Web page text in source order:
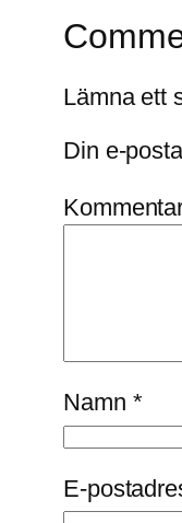
Lämna ett
Din e-
Namn *
E-